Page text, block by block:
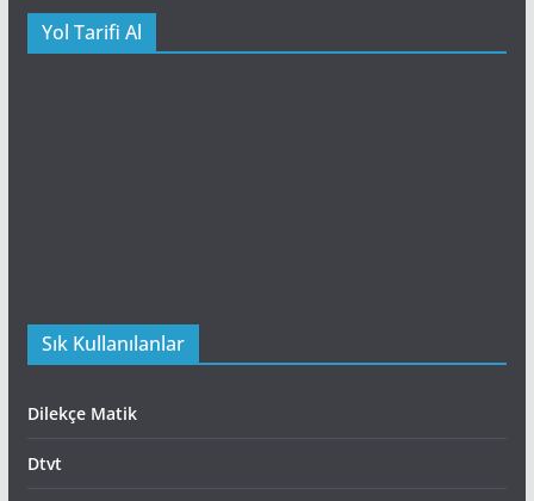
Yol Tarifi Al
Sık Kullanılanlar
Dilekçe Matik
Dtvt